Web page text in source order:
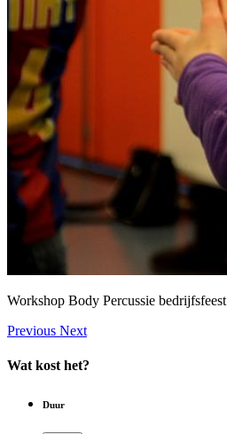
Workshop Body Percussie bedrijfsfeest
Previous Next
Wat kost het?
Duur